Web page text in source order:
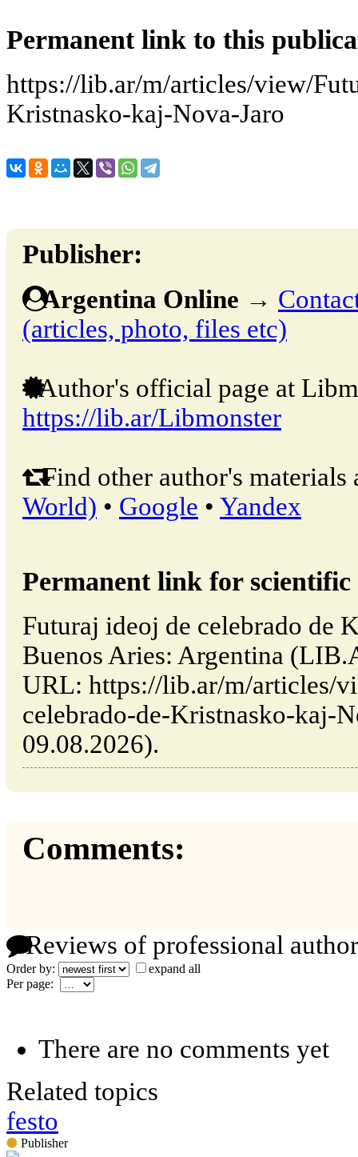
Permanent link to this
https://lib.ar/m/articles/view/
Kristnasko-kaj-Nova-Jaro
Publisher:
Argentina Online →
(articles, photo, files etc)
Author's official page at
https://lib.ar/Libmonster
Find other author's materials
World) • Google • Yandex
Permanent link for
Futuraj ideoj de celebrado de
Buenos Aries: Argentina
URL: https://lib.ar/m/articles/
celebrado-de-Kristnasko-kaj-
09.08.2026).
Comments:
Reviews of professional
Order by:
expand all
Per page:
There are no comments yet
Related topics
festo
Publisher